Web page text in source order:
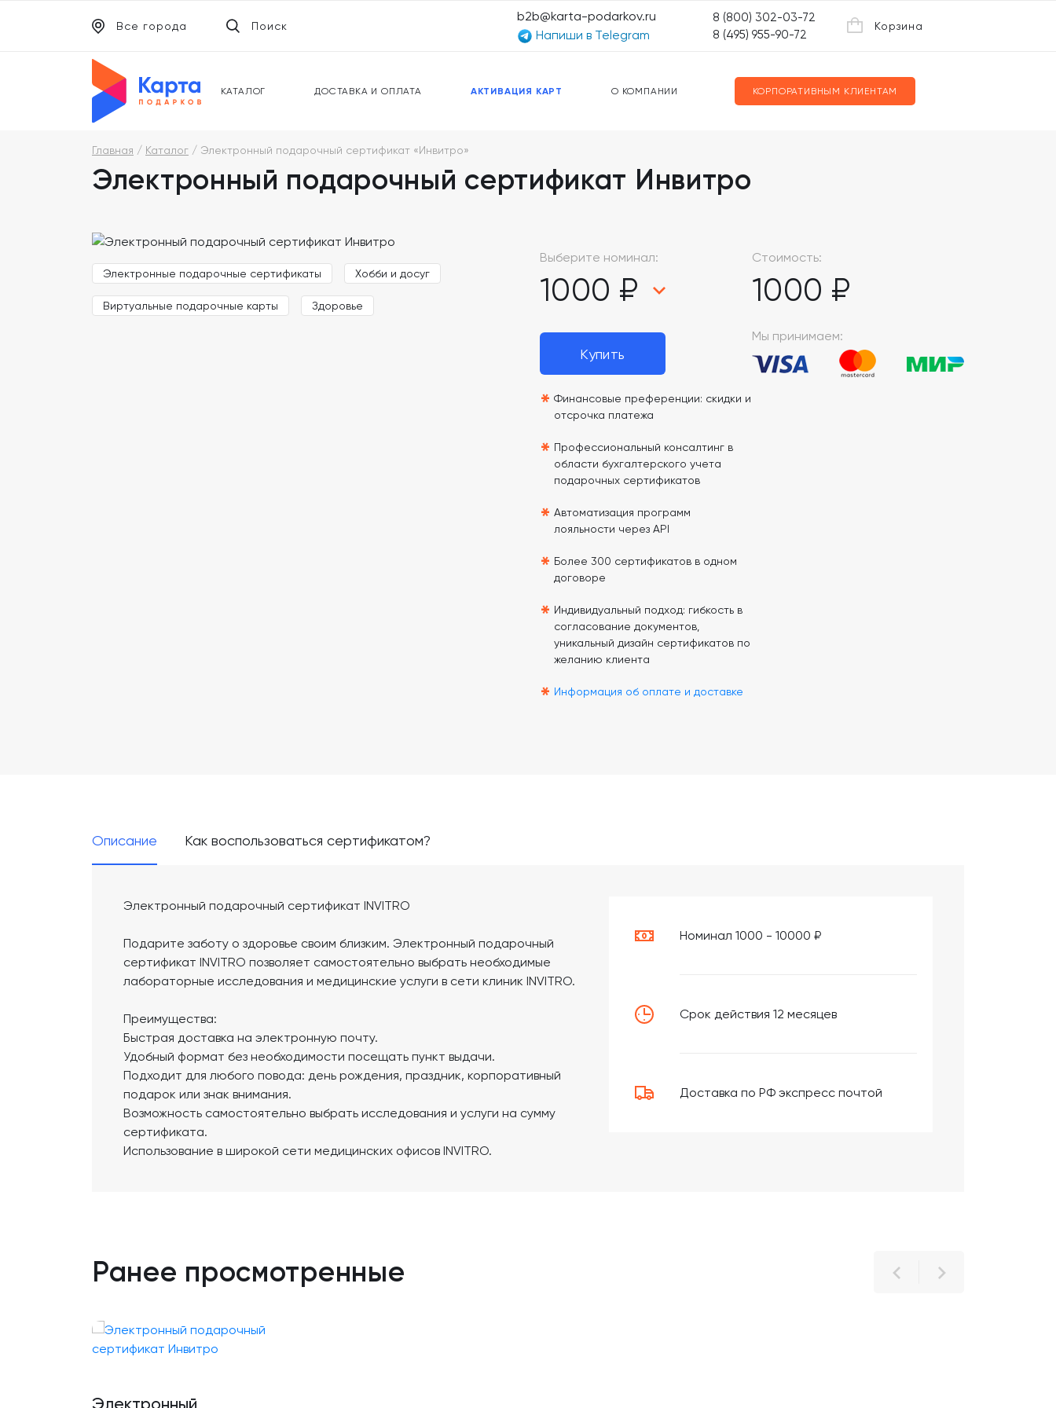
КАТАЛОГ ДОСТАВКА И ОПЛАТА АКТИВАЦИЯ КАРТ О КОМПАНИИ КОРПОРАТИВНЫМ КЛИЕНТАМ
Все города Поиск
b2b@karta-podarkov.ru
Напиши в Telegram
8 (800) 302-03-72
8 (495) 955-90-72
Корзина
ПОДАРОЧНЫЕ КАРТЫ
ПРЕДОПЛАЧЕННЫЕ КАРТЫ
Главная Каталог Электронный подарочный сертификат «Инвитро»
Электронный подарочный сертификат Инвитро
Электронные подарочные сертификаты Хобби и досуг
Виртуальные подарочные карты Здоровье
Выберите номинал:
1000 ₽
Стоимость:
1000 ₽
Купить
* Финансовые преференции: скидки и
отсрочка платежа
* Профессиональный консалтинг в
области бухгалтерского учета
подарочных сертификатов
* Автоматизация программ
лояльности через API
* Более 300 сертификатов в одном
договоре
* Индивидуальный подход: гибкость в
согласование документов,
уникальный дизайн сертификатов по
желанию клиента
* Информация об оплате и доставке
Мы принимаем:
Описание Как воспользоваться сертификатом?
Номинал 1000 - 10000 ₽
Срок действия 12 месяцев
Доставка по РФ экспресс почтой
Электронный подарочный сертификат INVITRO
Подарите заботу о здоровье своим близким. Электронный подарочный
сертификат INVITRO позволяет самостоятельно выбрать необходимые
лабораторные исследования и медицинские услуги в сети клиник INVITRO.
Преимущества:
Быстрая доставка на электронную почту.
Удобный формат без необходимости посещать пункт выдачи.
Подходит для любого повода: день рождения, праздник, корпоративный
подарок или знак внимания.
Возможность самостоятельно выбрать исследования и услуги на сумму
сертификата.
Использование в широкой сети медицинских офисов INVITRO.
Ранее просмотренные
Электронный